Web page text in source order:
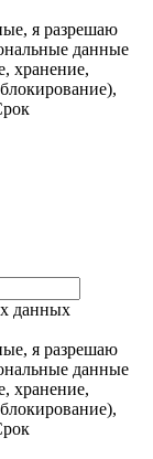
я разрешаю
данные
хранение,
данных
я разрешаю
данные
хранение,